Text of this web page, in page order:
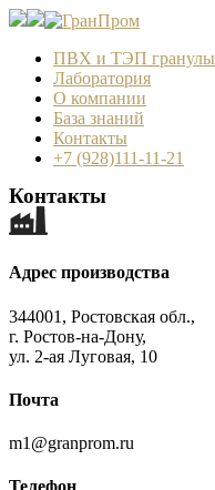
ПВХ и ТЭП гранулы
Лаборатория
О компании
База знаний
Контакты
+7 (928)111-11-21
Контакты
Адрес производства
344001, Ростовская обл.,
г. Ростов-на-Дону,
ул. 2-ая Луговая, 10
Почта
m1@granprom.ru